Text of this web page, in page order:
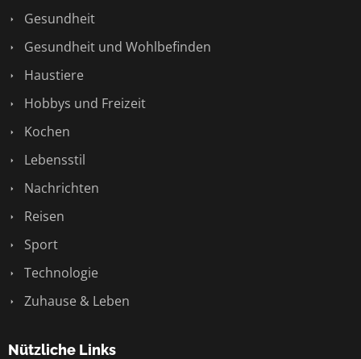
Gesundheit
Gesundheit und Wohlbefinden
Haustiere
Hobbys und Freizeit
Kochen
Lebensstil
Nachrichten
Reisen
Sport
Technologie
Zuhause & Leben
Nützliche Links